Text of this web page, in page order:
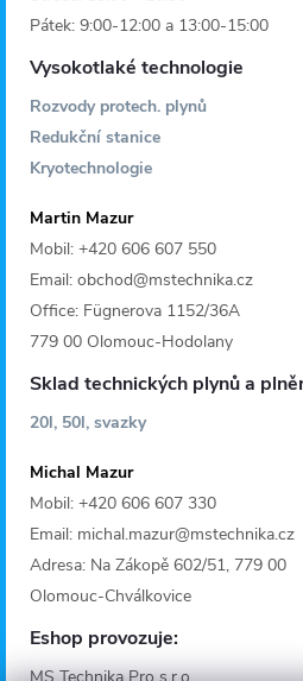
Pátek: 9:00-12:00 a 13:00-15:00
Vysokotlaké technologie
Rozvody protech. plynů
Redukční stanice
Kryotechnologie
Martin Mazur
Mobil: +420 606 607 550
Email: obchod@mstechnika.cz
Office: Fügnerova 1152/36A
779 00 Olomouc-Hodolany
Sklad technických plynů a
20l, 50l, svazky
Michal Mazur
Mobil: +420 606 607 330
Email: michal.mazur@mstechnika.cz
Adresa: Na Zákopě 602/51, 779 00
Olomouc-Chválkovice
Eshop provozuje:
MS Technika Pro s.r.o.